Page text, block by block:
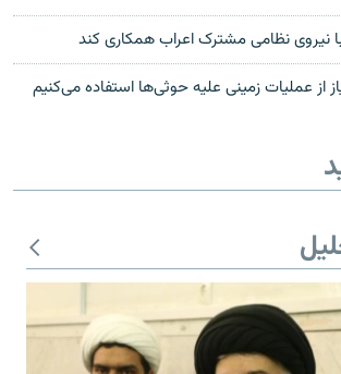
با نیروی نظامی مشترک اعراب همکاری کند
از عمليات زمينی عليه حوثی‌ها استفاده می‌کنيم